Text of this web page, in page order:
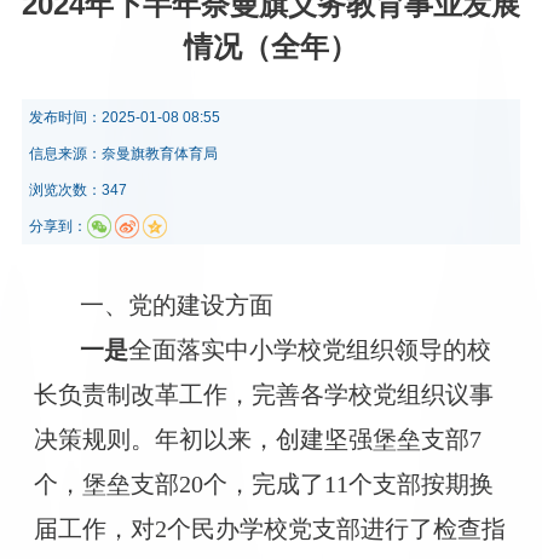
情况（全年）
发布时间： 2025-01-08 08:55
信息来源： 奈曼旗教育体育局
浏览次数：347
分享到：
一、党的建设方面
一是全面落实中小学校党组织领导的校
长负责制改革工作，完善各学校党组织议事
决策规则。 年初以来，创建坚强堡垒支部7
个，堡垒支部20个， 完成了11个支部按期换
届工作，对2个民办学校党支部进行了检查指